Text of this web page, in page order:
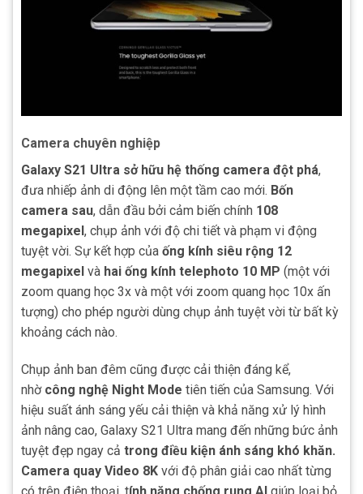
Camera chuyên nghiệp
Galaxy S21 Ultra sở hữu hệ thống camera đột phá,
đưa nhiếp ảnh di động lên một tầm cao mới. Bốn
camera sau, dẫn đầu bởi cảm biến chính 108
megapixel, chụp ảnh với độ chi tiết và phạm vi động
tuyệt vời. Sự kết hợp của ống kính siêu rộng 12
megapixel và hai ống kính telephoto 10 MP (một với
zoom quang học 3x và một với zoom quang học 10x ấn
tượng) cho phép người dùng chụp ảnh tuyệt vời từ bất kỳ
khoảng cách nào.
Chụp ảnh ban đêm cũng được cải thiện đáng kể,
nhờ công nghệ Night Mode tiên tiến của Samsung. Với
hiệu suất ánh sáng yếu cải thiện và khả năng xử lý hình
ảnh nâng cao, Galaxy S21 Ultra mang đến những bức ảnh
tuyệt đẹp ngay cả trong điều kiện ánh sáng khó khăn.
Camera quay Video 8K với độ phân giải cao nhất từng
có trên điện thoại, tính năng chống rung AI giúp loại bỏ